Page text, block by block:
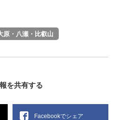
原・八瀬・比叡山
を共有する
Facebookでシェア